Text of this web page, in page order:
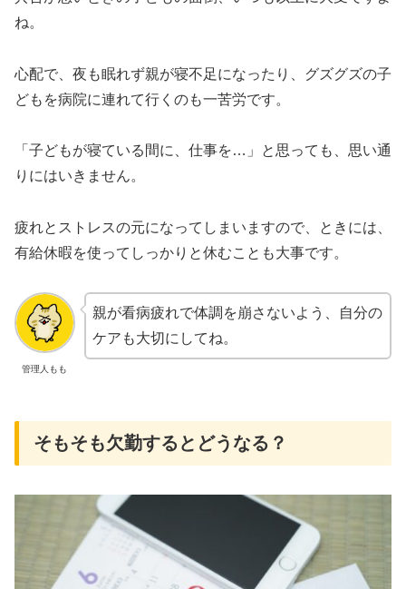
ね。
心配で、夜も眠れず親が寝不足になったり、グズグズの子
どもを病院に連れて行くのも一苦労です。
「子どもが寝ている間に、仕事を…」と思っても、思い通
りにはいきません。
疲れとストレスの元になってしまいますので、ときには、
有給休暇を使ってしっかりと休むことも大事です。
管理人もも
親が看病疲れで体調を崩さないよう、自分の
ケアも大切にしてね。
そもそも欠勤するとどうなる？